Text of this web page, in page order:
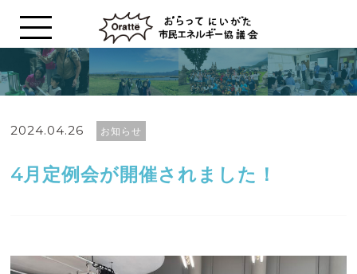
2024.04.26 お知らせ
4月定例会が開催されました！